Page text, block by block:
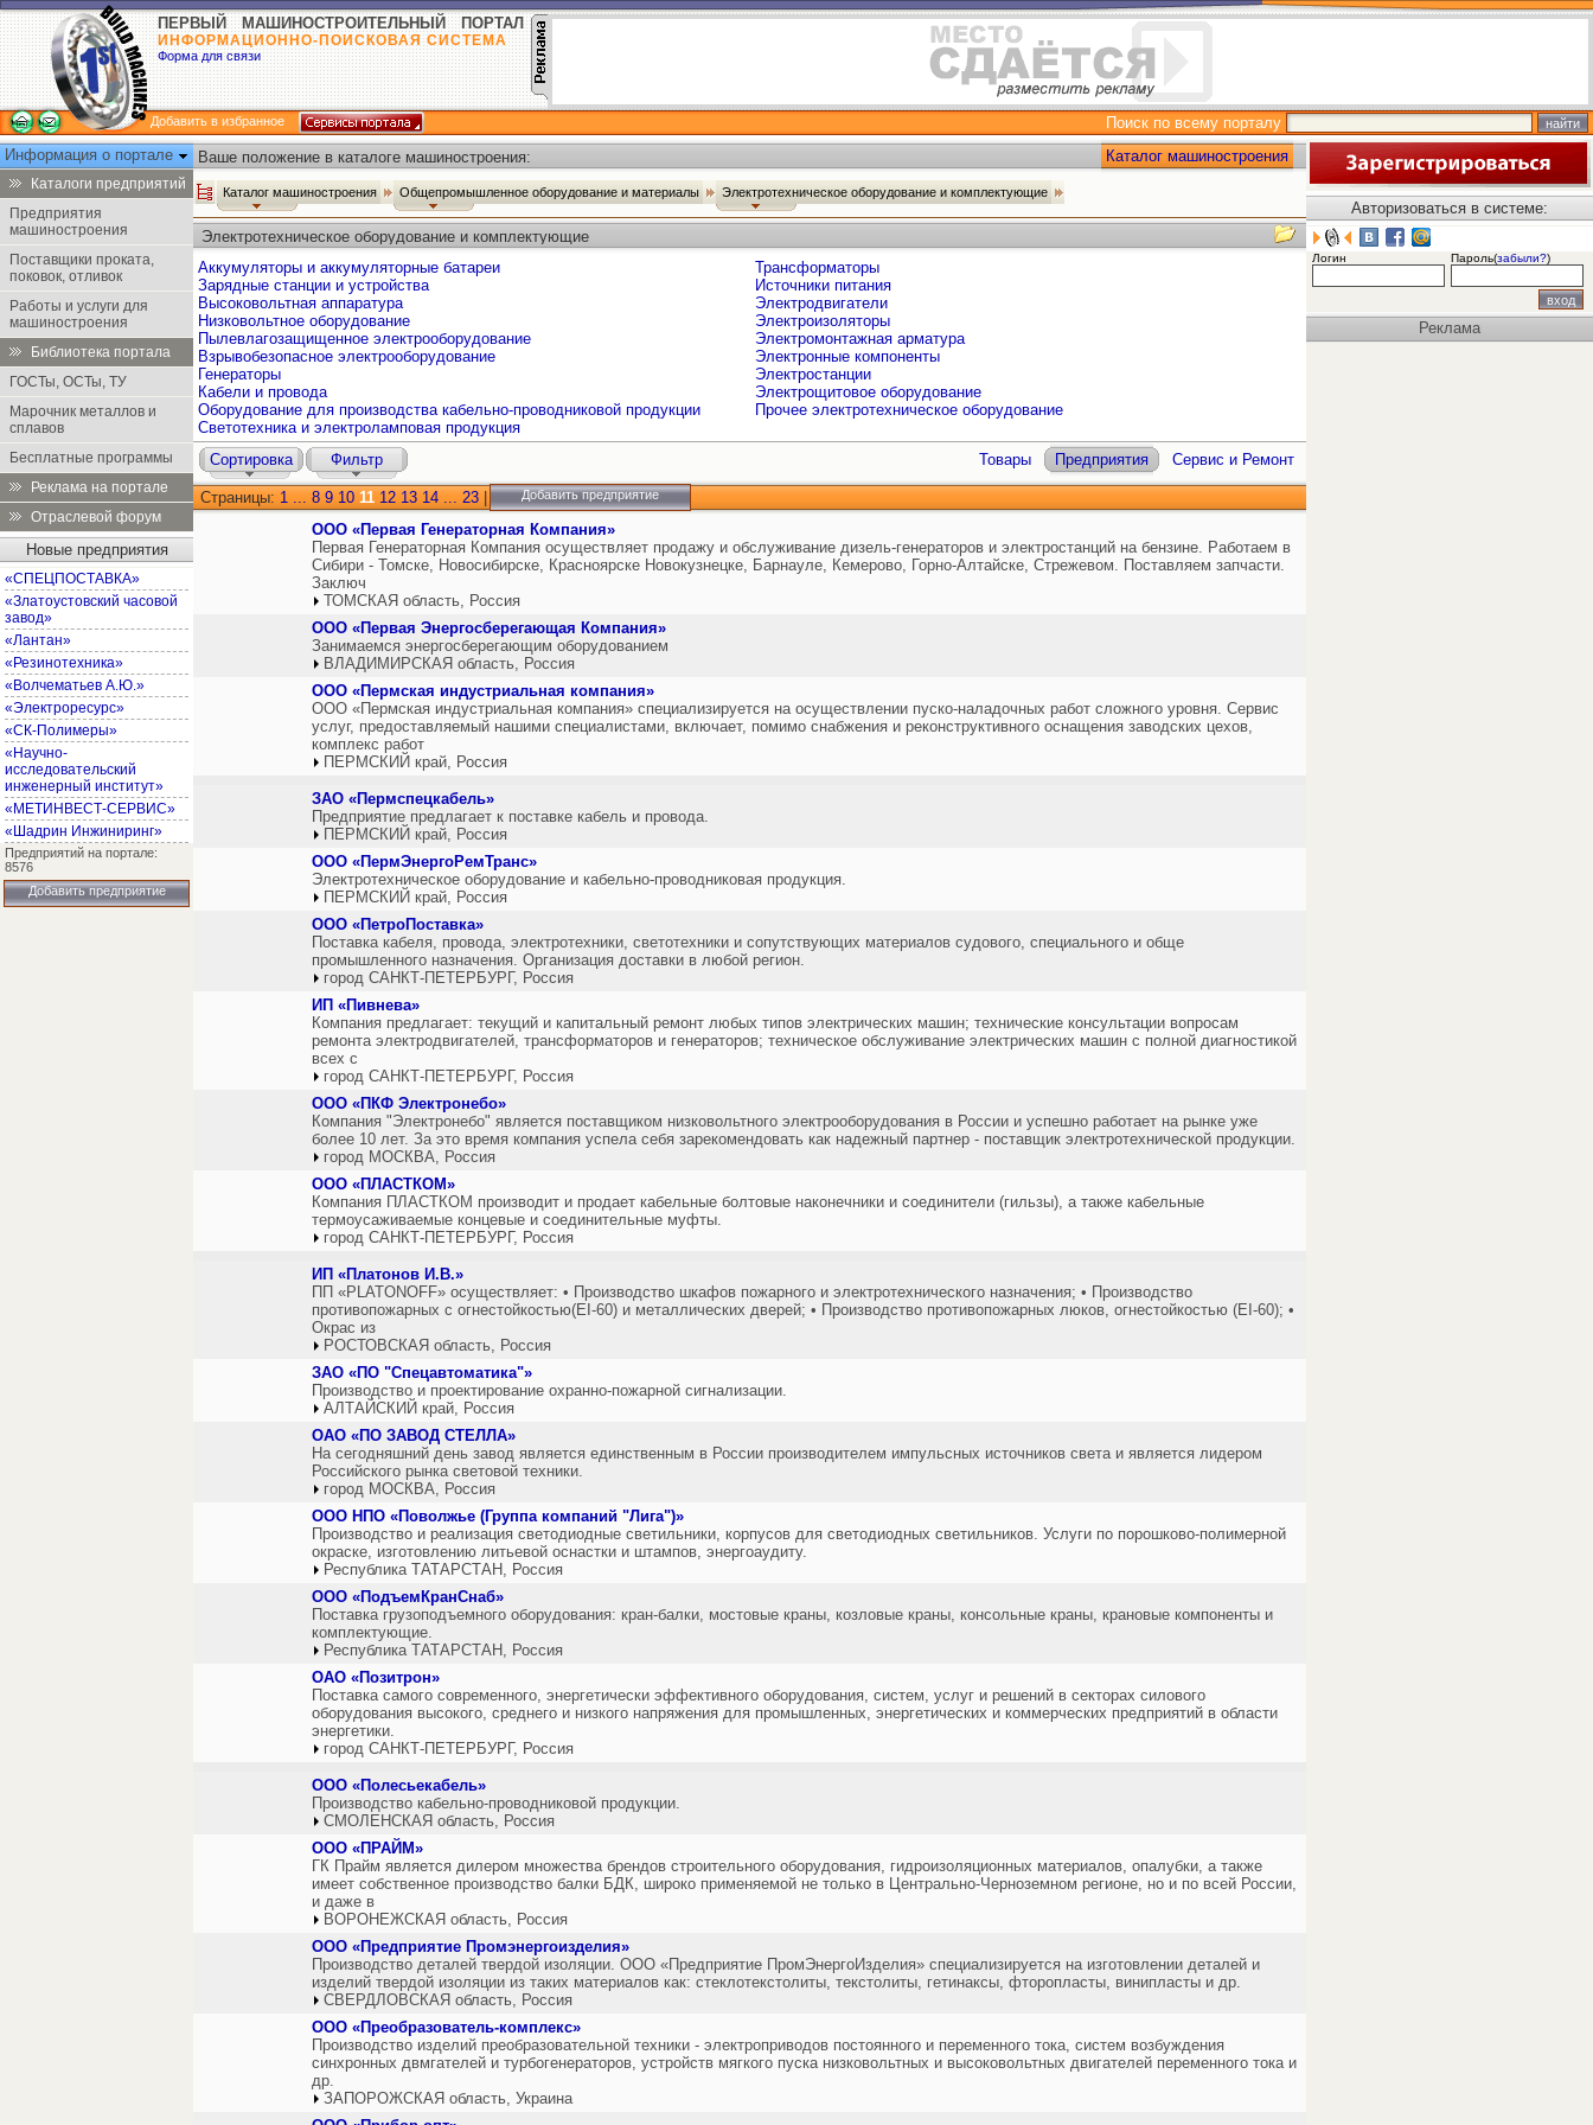
ПЕРВЫЙ МАШИНОСТРОИТЕЛЬНЫЙ ПОРТАЛ
ИНФОРМАЦИОННО-ПОИСКОВАЯ СИСТЕМА
Форма для связи
Добавить в избранное
Поиск по всему порталу
Информация о портале
Каталоги предприятий
Предприятия
машиностроения
Поставщики проката,
поковок, отливок
Работы и услуги для
машиностроения
Библиотека портала
ГОСТы, ОСТы, ТУ
Марочник металлов и
сплавов
Бесплатные программы
Реклама на портале
Отраслевой форум
Новые предприятия
«СПЕЦПОСТАВКА»
«Златоустовский часовой
завод»
«Лантан»
«Резинотехника»
«Волчематьев А.Ю.»
«Электроресурс»
«СК-Полимеры»
«Научно-
исследовательский
инженерный институт»
«МЕТИНВЕСТ-СЕРВИС»
«Шадрин Инжиниринг»
Предприятий на портале:
8576
Добавить предприятие
Ваше положение в каталоге машиностроения: Каталог машиностроения
Каталог машиностроения Общепромышленное оборудование и материалы Электротехническое оборудование и комплектующие
Электротехническое оборудование и комплектующие
Аккумуляторы и аккумуляторные батареи
Зарядные станции и устройства
Высоковольтная аппаратура
Низковольтное оборудование
Пылевлагозащищенное электрооборудование
Взрывобезопасное электрооборудование
Генераторы
Кабели и провода
Оборудование для производства кабельно-проводниковой продукции
Светотехника и электроламповая продукция
Трансформаторы
Источники питания
Электродвигатели
Электроизоляторы
Электромонтажная арматура
Электронные компоненты
Электростанции
Электрощитовое оборудование
Прочее электротехническое оборудование
Сортировка Фильтр Товары Предприятия Сервис и Ремонт
Страницы: 1 ... 8 9 10 11 12 13 14 ... 23 Добавить предприятие
ООО «Первая Генераторная Компания»
Первая Генераторная Компания осуществляет продажу и обслуживание дизель-генераторов и электростанций на бензине. Работаем в
Сибири - Томске, Новосибирске, Красноярске Новокузнецке, Барнауле, Кемерово, Горно-Алтайске, Стрежевом. Поставляем запчасти.
Заключ
ТОМСКАЯ область, Россия
ООО «Первая Энергосберегающая Компания»
Занимаемся энергосберегающим оборудованием
ВЛАДИМИРСКАЯ область, Россия
ООО «Пермская индустриальная компания»
ООО «Пермская индустриальная компания» специализируется на осуществлении пуско-наладочных работ сложного уровня. Сервис
услуг, предоставляемый нашими специалистами, включает, помимо снабжения и реконструктивного оснащения заводских цехов,
комплекс работ
ПЕРМСКИЙ край, Россия
ЗАО «Пермспецкабель»
Предприятие предлагает к поставке кабель и провода.
ПЕРМСКИЙ край, Россия
ООО «ПермЭнергоРемТранс»
Электротехническое оборудование и кабельно-проводниковая продукция.
ПЕРМСКИЙ край, Россия
ООО «ПетроПоставка»
Поставка кабеля, провода, электротехники, светотехники и сопутствующих материалов судового, специального и обще
промышленного назначения. Организация доставки в любой регион.
город САНКТ-ПЕТЕРБУРГ, Россия
ИП «Пивнева»
Компания предлагает: текущий и капитальный ремонт любых типов электрических машин; технические консультации вопросам
ремонта электродвигателей, трансформаторов и генераторов; техническое обслуживание электрических машин с полной диагностикой
всех с
город САНКТ-ПЕТЕРБУРГ, Россия
ООО «ПКФ Электронебо»
Компания "Электронебо" является поставщиком низковольтного электрооборудования в России и успешно работает на рынке уже
более 10 лет. За это время компания успела себя зарекомендовать как надежный партнер - поставщик электротехнической продукции.
город МОСКВА, Россия
ООО «ПЛАСТКОМ»
Компания ПЛАСТКОМ производит и продает кабельные болтовые наконечники и соединители (гильзы), а также кабельные
термоусаживаемые концевые и соединительные муфты.
город САНКТ-ПЕТЕРБУРГ, Россия
ИП «Платонов И.В.»
ПП «PLATONOFF» осуществляет: • Производство шкафов пожарного и электротехнического назначения; • Производство
противопожарных с огнестойкостью(EI-60) и металлических дверей; • Производство противопожарных люков, огнестойкостью (EI-60); •
Окрас из
РОСТОВСКАЯ область, Россия
ЗАО «ПО "Спецавтоматика"»
Производство и проектирование охранно-пожарной сигнализации.
АЛТАЙСКИЙ край, Россия
ОАО «ПО ЗАВОД СТЕЛЛА»
На сегодняшний день завод является единственным в России производителем импульсных источников света и является лидером
Российского рынка световой техники.
город МОСКВА, Россия
ООО НПО «Поволжье (Группа компаний "Лига")»
Производство и реализация светодиодные светильники, корпусов для светодиодных светильников. Услуги по порошково-полимерной
окраске, изготовлению литьевой оснастки и штампов, энергоаудиту.
Республика ТАТАРСТАН, Россия
ООО «ПодъемКранСнаб»
Поставка грузоподъемного оборудования: кран-балки, мостовые краны, козловые краны, консольные краны, крановые компоненты и
комплектующие.
Республика ТАТАРСТАН, Россия
ОАО «Позитрон»
Поставка самого современного, энергетически эффективного оборудования, систем, услуг и решений в секторах силового
оборудования высокого, среднего и низкого напряжения для промышленных, энергетических и коммерческих предприятий в области
энергетики.
город САНКТ-ПЕТЕРБУРГ, Россия
ООО «Полесьекабель»
Производство кабельно-проводниковой продукции.
СМОЛЕНСКАЯ область, Россия
ООО «ПРАЙМ»
ГК Прайм является дилером множества брендов строительного оборудования, гидроизоляционных материалов, опалубки, а также
имеет собственное производство балки БДК, широко применяемой не только в Центрально-Черноземном регионе, но и по всей России,
и даже в
ВОРОНЕЖСКАЯ область, Россия
ООО «Предприятие Промэнергоизделия»
Производство деталей твердой изоляции. ООО «Предприятие ПромЭнергоИзделия» специализируется на изготовлении деталей и
изделий твердой изоляции из таких материалов как: стеклотекстолиты, текстолиты, гетинаксы, фторопласты, винипласты и др.
СВЕРДЛОВСКАЯ область, Россия
ООО «Преобразователь-комплекс»
Производство изделий преобразовательной техники - электроприводов постоянного и переменного тока, систем возбуждения
синхронных двмгателей и турбогенераторов, устройств мягкого пуска низковольтных и высоковольтных двигателей переменного тока и
др.
ЗАПОРОЖСКАЯ область, Украина
Авторизоваться в системе:
Логин Пароль(забыли?)
Реклама